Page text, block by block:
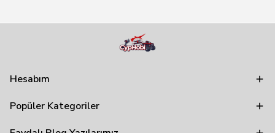
Hesabım
Popüler Kategoriler